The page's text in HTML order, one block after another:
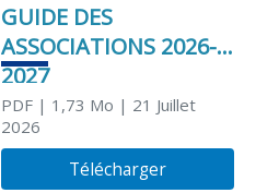
GUIDE DES
ASSOCIATIONS 2026-
2027
PDF| 1,73 Mo | 21 Juillet
2026
Télécharger